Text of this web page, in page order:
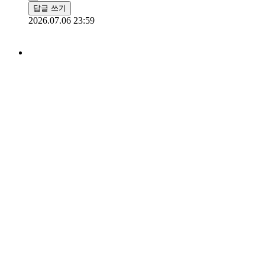
답글 쓰기
2026.07.06 23:59